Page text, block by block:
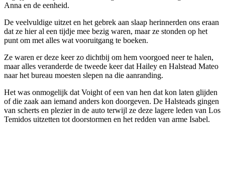
Anna en de eenheid.
De veelvuldige uitzet en het gebrek aan slaap herinnerden ons eraan
dat ze hier al een tijdje mee bezig waren, maar ze stonden op het
punt om met alles wat vooruitgang te boeken.
Ze waren er deze keer zo dichtbij om hem voorgoed neer te halen,
maar alles veranderde de tweede keer dat Hailey en Halstead Mateo
naar het bureau moesten slepen na die aanranding.
Het was onmogelijk dat Voight of een van hen dat kon laten glijden
of die zaak aan iemand anders kon doorgeven. De Halsteads gingen
van scherts en plezier in de auto terwijl ze deze lagere leden van Los
Temidos uitzetten tot doorstormen en het redden van arme Isabel.